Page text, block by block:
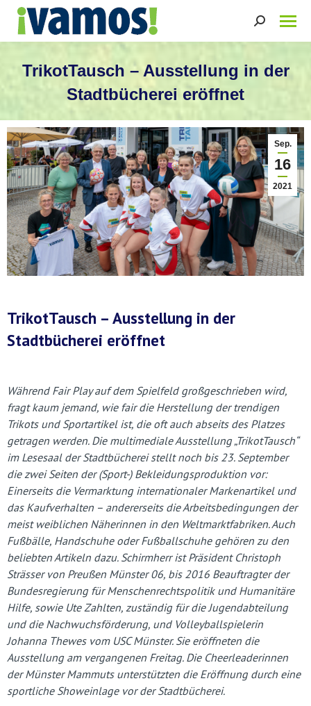
Search:
TrikotTausch – Ausstellung in der
Stadtbücherei eröffnet
Sie befinden sich hier:
Sep.
16
2021
TrikotTausch – Ausstellung in der
Stadtbücherei eröffnet
Während Fair Play auf dem Spielfeld großgeschrieben wird,
fragt kaum jemand, wie fair die Herstellung der trendigen
Trikots und Sportartikel ist, die oft auch abseits des Platzes
getragen werden. Die multimediale Ausstellung „TrikotTausch“
im Lesesaal der Stadtbücherei stellt noch bis 23. September
die zwei Seiten der (Sport-) Bekleidungsproduktion vor:
Einerseits die Vermarktung internationaler Markenartikel und
das Kaufverhalten – andererseits die Arbeitsbedingungen der
meist weiblichen Näherinnen in den Weltmarktfabriken. Auch
Fußbälle, Handschuhe oder Fußballschuhe gehören zu den
beliebten Artikeln dazu. Schirmherr ist Präsident Christoph
Strässer von Preußen Münster 06, bis 2016 Beauftragter der
Bundesregierung für Menschenrechtspolitik und Humanitäre
Hilfe, sowie Ute Zahlten, zuständig für die Jugendabteilung
und die Nachwuchsförderung, und Volleyballspielerin
Johanna Thewes vom USC Münster. Sie eröffneten die
Ausstellung am vergangenen Freitag. Die Cheerleaderinnen
der Münster Mammuts unterstützten die Eröffnung durch eine
sportliche Showeinlage vor der Stadtbücherei.